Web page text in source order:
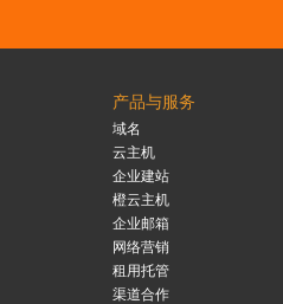
产品与服务
域名
云主机
企业建站
橙云主机
企业邮箱
网络营销
租用托管
渠道合作